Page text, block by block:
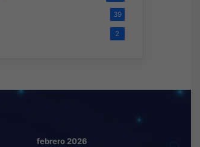
39
2
febrero 2026